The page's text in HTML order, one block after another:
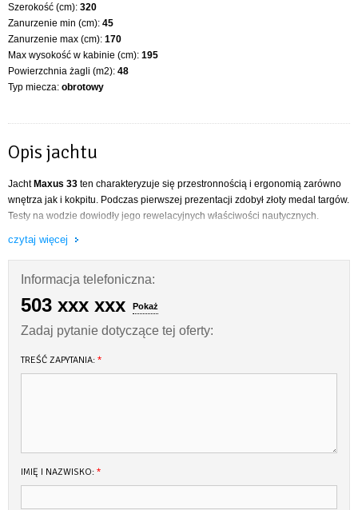
Szerokość (cm): 320
Zanurzenie min (cm): 45
Zanurzenie max (cm): 170
Max wysokość w kabinie (cm): 195
Powierzchnia żagli (m2): 48
Typ miecza: obrotowy
Opis jachtu
Jacht Maxus 33 ten charakteryzuje się przestronnością i ergonomią zarówno
wnętrza jak i kokpitu. Podczas pierwszej prezentacji zdobył złoty medal targów.
Testy na wodzie dowiodły jego rewelacyjnych właściwości nautycznych.
Pokład jachtu wyróżnia obszerny kokpit dający dużo miejsca dla
nadbudówce zapewniają bezpieczną komunikację. Pokład jachtu wyposażony
jest w skuteczne powierzchnie przeciwślizgowe.
Jacht w wersji Prestige wyposażony jest w
Wyposażenie:
koło sterowe + ster strumieniowy
ogrzewanie webasto
instalacja 220V
kuchenka gazowa
lodówka
czytaj więcej
Informacja telefoniczna:
503 xxx xxx Pokaż
Zadaj pytanie dotyczące tej oferty:
TREŚĆ ZAPYTANIA: *
IMIĘ I NAZWISKO: *